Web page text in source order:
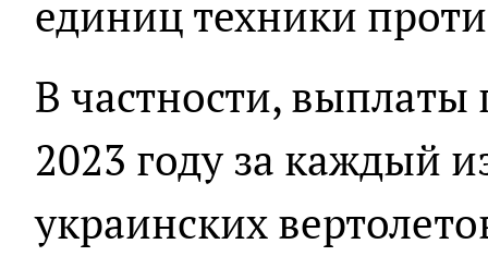
единиц техники
В частности, выплаты
2023 году за каждый
украинских